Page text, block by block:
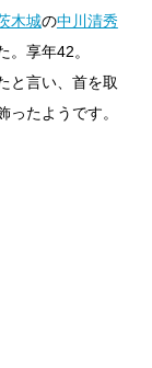
木城の中川清秀
。享年42。
と言い、首を取
たようです。